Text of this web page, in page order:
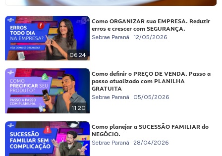
06:24
Como ORGANIZAR sua EMPRESA. Reduzir
erros e crescer com SEGURANÇA.
Sebrae Paraná 12/05/2026
11:20
Como definir o PREÇO DE VENDA. Passo a
passo atualizado com PLANILHA
GRATUITA
Sebrae Paraná 05/05/2026
Como planejar a SUCESSÃO FAMILIAR do
NEGÓCIO.
Sebrae Paraná 28/04/2026